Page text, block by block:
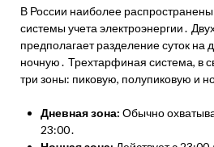
В России наиболее
системы учета электроэнергии․
предполагает разделение суток на
ночную․ Трехтарфиная система, в
три зоны: пиковую, полупиковую и
Дневная зона: Обычно
23:00․